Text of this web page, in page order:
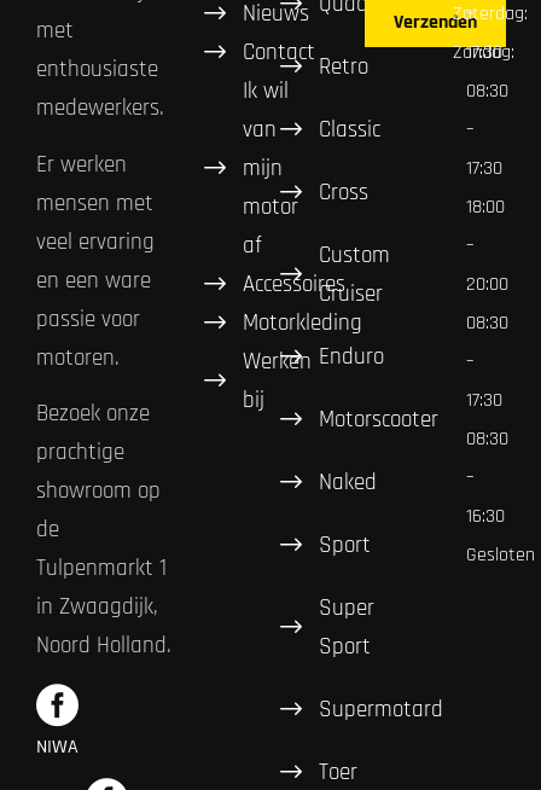
met
enthousiaste
medewerkers.
Er werken
mensen met
veel ervaring
en een ware
passie voor
motoren.
Bezoek onze
prachtige
showroom op
de
Tulpenmarkt 1
in Zwaagdijk,
Noord Holland.
NIWA
Nieuws
Contact
Ik wil
van
mijn
motor
af
Accessoires
Motorkleding
Werken
bij
Retro
Classic
Cross
Custom
Cruiser
Enduro
Motorscooter
Naked
Sport
Super
Sport
Supermotard
Toer
VerzendenZaterdag:
Zondag:
–
17:30
08:30
–
17:30
18:00
–
20:00
08:30
–
17:30
08:30
–
16:30
Gesloten